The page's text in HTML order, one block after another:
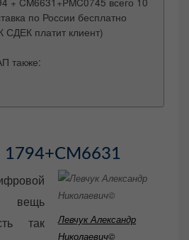
по России бесплатно
СДЕК платит клиент)
также:
Левчук Александр
Николаевич©
так